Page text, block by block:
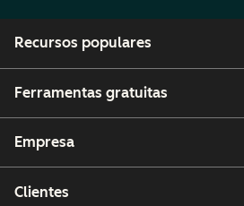
Recursos populares
Ferramentas gratuitas
Empresa
Clientes